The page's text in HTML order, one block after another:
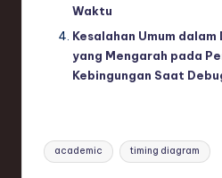
Waktu
Kesalahan Umum
yang Mengarah pada
Kebingungan Saat
Tags:
academic timing diagram